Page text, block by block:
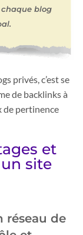
blog
privés, c’est se
de backlinks à
de pertinence
et
site
réseau de